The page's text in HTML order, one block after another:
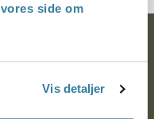
vores side om
Vis detaljer